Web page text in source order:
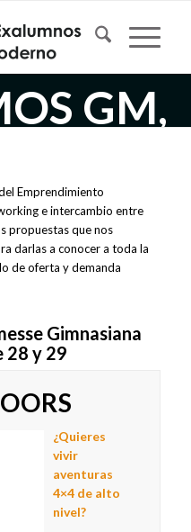
GM,
Emprendimiento
e intercambio entre
propuestas que nos
darlas a conocer a toda la
de oferta y demanda
Gimnasiana
28 y 29
¿Quieres
vivir
aventuras
4×4 de alto
nivel?